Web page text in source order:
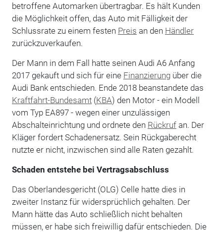
betroffene Automarken übertragbar. Es hält Kunden
die Möglichkeit offen, das Auto mit Fälligkeit der
Schlussrate zu einem festen Preis an den Händler
zurückzuverkaufen.
Der Mann in dem Fall hatte seinen Audi A6 Anfang
2017 gekauft und sich für eine Finanzierungüber die
Audi Bank entschieden. Ende 2018 beanstandete das
Kraftfahrt-Bundesamt(KBA) den Motor - ein Modell
vom Typ EA897 - wegen einer unzulässigen
Abschalteinrichtung und ordnete den Rückrufan. Der
Kläger fordert Schadenersatz. Sein Rückgaberecht
nutzte er nicht, inzwischen sind alle Raten gezahlt.
Schaden entstehe bei Vertragsabschluss
Das Oberlandesgericht (OLG) Celle hatte dies in
zweiter Instanz für widersprüchlich gehalten. Der
Mann hätte das Auto schließlich nicht behalten
müssen, er habe sich freiwillig dafür entschieden. Die